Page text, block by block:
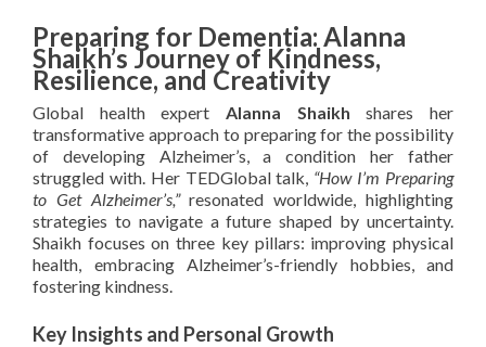
Preparing for Dementia: Alanna
Shaikh’s Journey of Kindness,
Resilience, and Creativity
Global health expert Alanna Shaikh shares her
transformative approach to preparing for the possibility
of developing Alzheimer’s, a condition her father
struggled with. Her TEDGlobal talk, “How I’m Preparing
to Get Alzheimer’s,”resonated worldwide, highlighting
strategies to navigate a future shaped by uncertainty.
Shaikh focuses on three key pillars: improving physical
health, embracing Alzheimer’s-friendly hobbies, and
fostering kindness.
Key Insights and Personal Growth